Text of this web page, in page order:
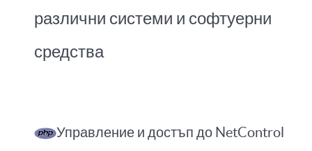
различни системи и софтуерни
средства
Управление и достъп до NetControl